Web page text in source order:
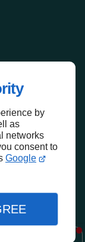
by
as
networks
consent to
Google